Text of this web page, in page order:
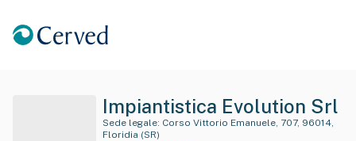
Impiantistica Evolution Srl
Sede legale:
Floridia (SR)